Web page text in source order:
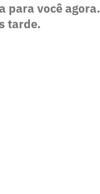
para você agora.
tarde.